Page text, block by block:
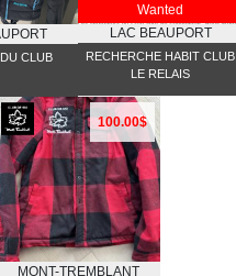
CLUB
Wanted
LAC BEAUPORT
RECHERCHE HABIT CLUB
LE RELAIS
100.00$
MONT-TREMBLANT